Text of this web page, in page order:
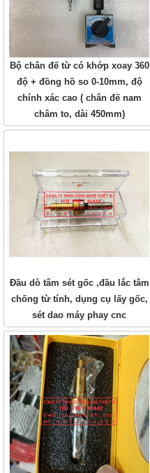
Bộ chân đế từ có khớp xoay 360
độ + đồng hồ so 0-10mm, độ
chính xác cao ( chân đế nam
châm to, dài 450mm)
Đầu dò tâm sét gốc ,đầu lắc tâm
chống từ tính, dụng cụ lấy gốc,
sét dao máy phay cnc